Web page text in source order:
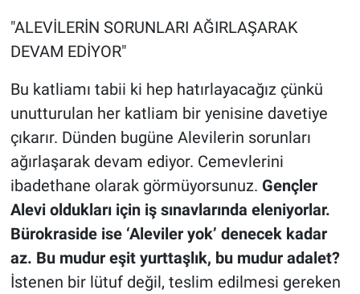
"ALEVİLERİN SORUNLARI AĞIRLAŞARAK
DEVAM EDİYOR"
Bu katliamı tabii ki hep hatırlayacağız çünkü
unutturulan her katliam bir yenisine davetiye
çıkarır. Dünden bugüne Alevilerin sorunları
ağırlaşarak devam ediyor. Cemevlerini
ibadethane olarak görmüyorsunuz. Gençler
Alevi oldukları için iş sınavlarında eleniyorlar.
Bürokraside ise ‘Aleviler yok’ denecek kadar
az. Bu mudur eşit yurttaşlık, bu mudur adalet?
İstenen bir lütuf değil, teslim edilmesi gereken